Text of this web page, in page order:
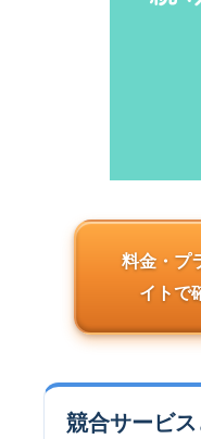
料金・プ
イトで
競合サービ